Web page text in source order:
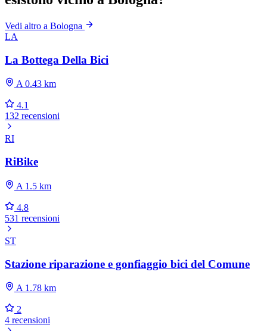
Vedi altro a Bologna
LA
La Bottega Della Bici
A 0.43 km
4.1
132 recensioni
RI
RiBike
A 1.5 km
4.8
531 recensioni
ST
Stazione riparazione e gonfiaggio bici del Comune
A 1.78 km
2
4 recensioni